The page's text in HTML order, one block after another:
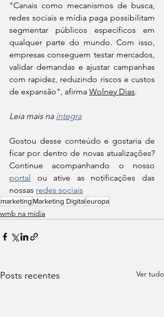
"Canais como mecanismos de busca,
redes sociais e mídia paga possibilitam
segmentar públicos específicos em
qualquer parte do mundo. Com isso,
empresas conseguem testar mercados,
validar demandas e ajustar campanhas
com rapidez, reduzindo riscos e custos
de expansão", afirma Wolney Dias.
Leia mais na íntegra
Gostou desse conteúdo e gostaria de
ficar por dentro de novas atualizações?
portal
ou ative as notificações das
nossas redes sociais
marketing Marketing Digitaleuropa
wmb na mídia
Posts recentes Ver tudo